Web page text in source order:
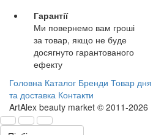
Гарантії
Ми повернемо вам гроші
за товар, якщо не буде
досягнуто гарантованого
ефекту
Головна Каталог Бренди Товар дня
та доставка Контакти
ArtAlex beauty market © 2011-2026